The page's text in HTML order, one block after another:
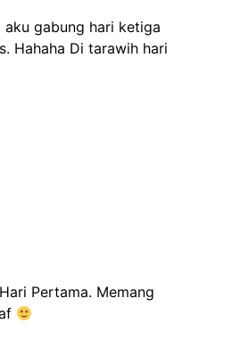
gabung hari ketiga
Hahaha Di tarawih hari
Pertama. Memang